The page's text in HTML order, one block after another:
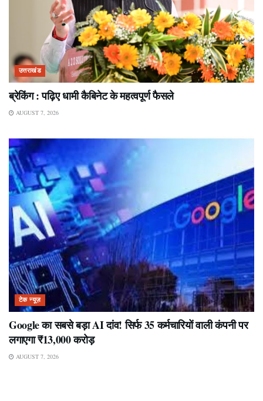
उत्तराखंड
ब्रेकिंग : पढ़िए धामी कैबिनेट के महत्वपूर्ण फैसले
AUGUST 7, 2026
टेक न्यूज़
Google का सबसे बड़ा AI दांव! सिर्फ 35 कर्मचारियों वाली कंपनी पर
लगाएगा ₹13,000 करोड़
AUGUST 7, 2026